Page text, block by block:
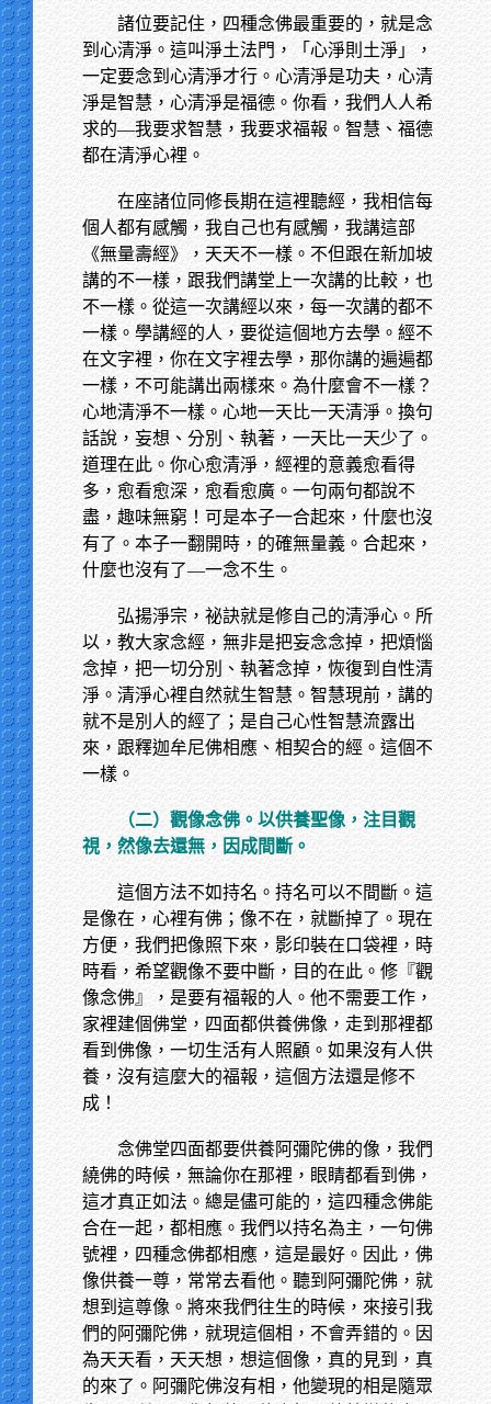
諸位要記住，四種念佛最重要的，就是念
到心清淨。這叫淨土法門，「心淨則土淨」，
一定要念到心清淨才行。心清淨是功夫，心清
淨是智慧，心清淨是福德。你看，我們人人希
求的—我要求智慧，我要求福報。智慧、福德
都在清淨心裡。
在座諸位同修長期在這裡聽經，我相信每
個人都有感觸，我自己也有感觸，我講這部
《無量壽經》，天天不一樣。不但跟在新加坡
講的不一樣，跟我們講堂上一次講的比較，也
不一樣。從這一次講經以來，每一次講的都不
一樣。學講經的人，要從這個地方去學。經不
在文字裡，你在文字裡去學，那你講的遍遍都
一樣，不可能講出兩樣來。為什麼會不一樣？
心地清淨不一樣。心地一天比一天清淨。換句
話說，妄想、分別、執著，一天比一天少了。
道理在此。你心愈清淨，經裡的意義愈看得
多，愈看愈深，愈看愈廣。一句兩句都說不
盡，趣味無窮！可是本子一合起來，什麼也沒
有了。本子一翻開時，的確無量義。合起來，
什麼也沒有了—一念不生。
弘揚淨宗，祕訣就是修自己的清淨心。所
以，教大家念經，無非是把妄念念掉，把煩惱
念掉，把一切分別、執著念掉，恢復到自性清
淨。清淨心裡自然就生智慧。智慧現前，講的
就不是別人的經了；是自己心性智慧流露出
來，跟釋迦牟尼佛相應、相契合的經。這個不
一樣。
（二）觀像念佛。以供養聖像，注目觀
視，然像去還無，因成間斷。
這個方法不如持名。持名可以不間斷。這
是像在，心裡有佛；像不在，就斷掉了。現在
方便，我們把像照下來，影印裝在口袋裡，時
時看，希望觀像不要中斷，目的在此。修『觀
像念佛』，是要有福報的人。他不需要工作，
家裡建個佛堂，四面都供養佛像，走到那裡都
看到佛像，一切生活有人照顧。如果沒有人供
養，沒有這麼大的福報，這個方法還是修不
成！
念佛堂四面都要供養阿彌陀佛的像，我們
繞佛的時候，無論你在那裡，眼睛都看到佛，
這才真正如法。總是儘可能的，這四種念佛能
合在一起，都相應。我們以持名為主，一句佛
號裡，四種念佛都相應，這是最好。因此，佛
像供養一尊，常常去看他。聽到阿彌陀佛，就
想到這尊像。將來我們往生的時候，來接引我
們的阿彌陀佛，就現這個相，不會弄錯的。因
為天天看，天天想，想這個像，真的見到，真
的來了。阿彌陀佛沒有相，他變現的相是隨眾